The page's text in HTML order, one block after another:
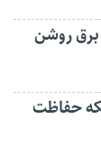
روشن
حفاظت